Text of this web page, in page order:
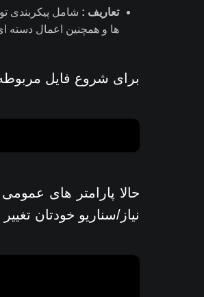
تعاریف : شامل پیکربندی
ها و همچنین اعمال دسته ای
برای شروع فایل مربوطه
حالا پارامتر های
نیاز/سناریو خودتان